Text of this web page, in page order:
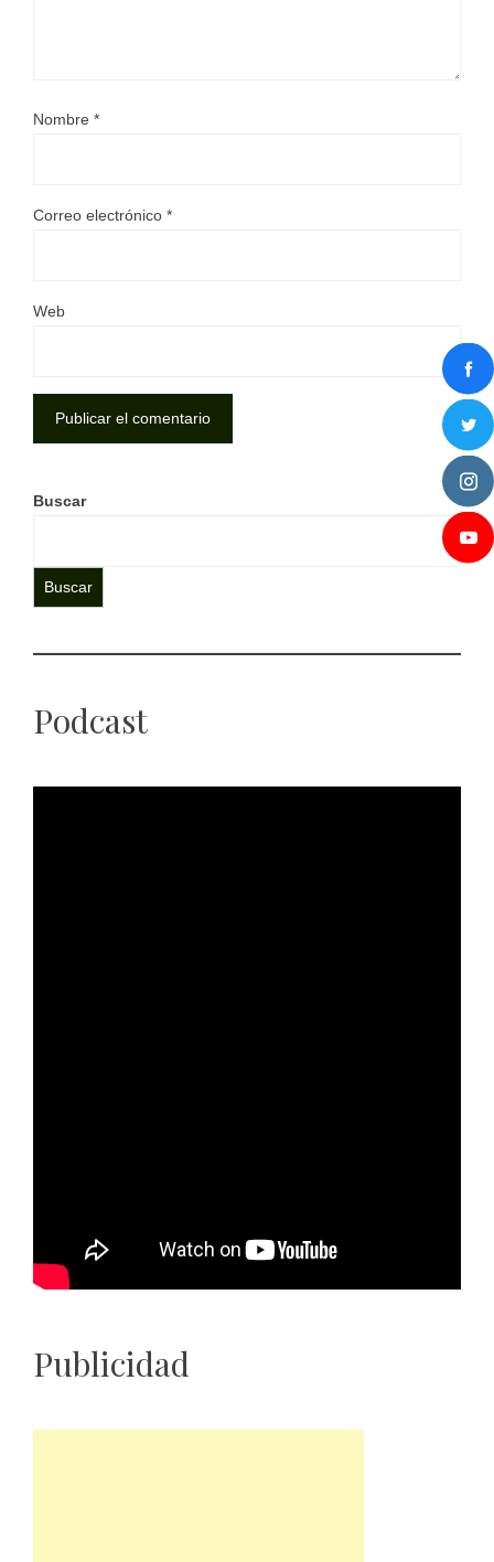
Nombre *
Correo electrónico *
Web
Buscar
Buscar
Podcast
Publicidad